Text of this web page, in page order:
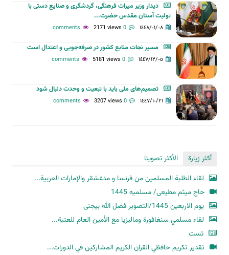
دیدار وزیر میراث فرهنگی، گردشگری و صنایع دستی با
تولیت آستان مقدس حضرت...
١٤٤٨/٠١/٠٨ 0 comments
2171 views
مسیر نجات منابع کشور در صرفه‌جویی و اعتدال است
١٤٤٧/١٢/٠٥ 0 comments
5181 views
تصمیم‌های ملی باید با تبعیت و وحدت دنبال شود
١٤٤٧/١٠/٢١ 0 comments
3207 views
أكثر زيارة
الأكثر تصويتا
لقاء الطلبة المسلمين من فرنسا و مدغشقر والإمارات العربية...
حاج میثم مطیعی/ مسلمیه 1445
یوم الاربعین 1445/التصویر فضل الله بیجنی
لقاء مسلمي سنغافورة وماليزيا مع الأمين العام للعتبة...
تست
تقدير تكريم حافظي القران الكريم المشاركين في الدورات...